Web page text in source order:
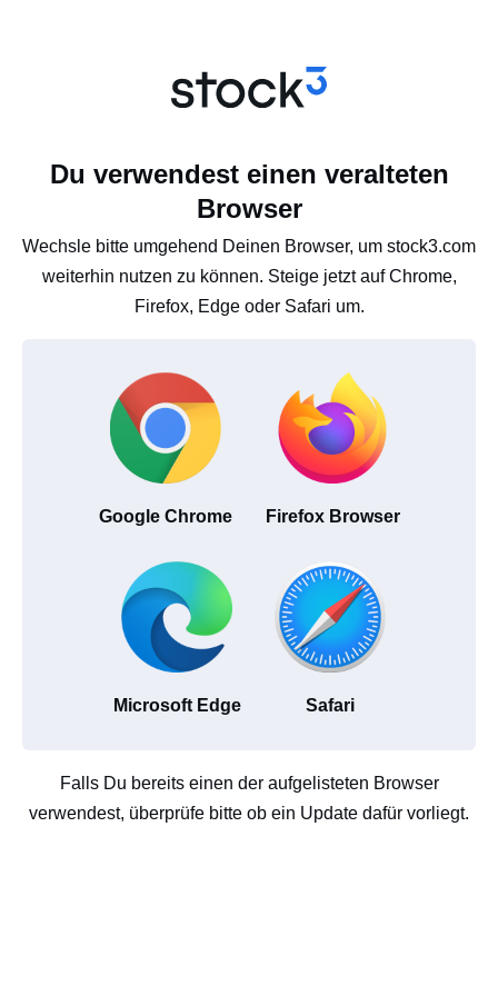
Du verwendest einen veralteten
Browser
Wechsle bitte umgehend Deinen Browser, um stock3.com
weiterhin nutzen zu können. Steige jetzt auf Chrome,
Firefox, Edge oder Safari um.
Google Chrome Firefox Browser
Microsoft Edge Safari
Falls Du bereits einen der aufgelisteten Browser
verwendest, überprüfe bitte ob ein Update dafür vorliegt.